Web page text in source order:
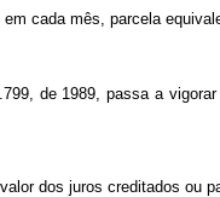
cada mês, parcela
7.799, de 1989, passa a
dos juros creditados ou